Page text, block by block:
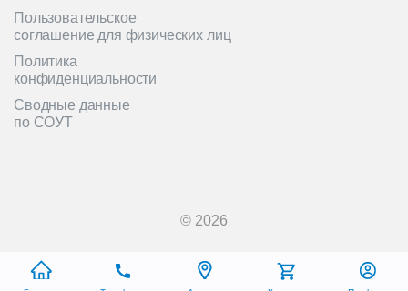
Пользовательское
соглашение для физических лиц
Политика
конфиденциальности
Сводные данные
по СОУТ
© 2026